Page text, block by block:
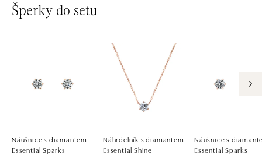
Šperky do setu
Náušnice s diamantem
Essential Sparks
Náhrdelník s diamantem
Essential Shine
Náušnice s
Essential Sparks